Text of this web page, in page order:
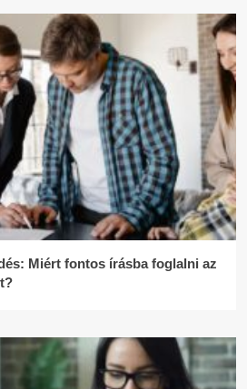
Miért fontos írásba foglalni az